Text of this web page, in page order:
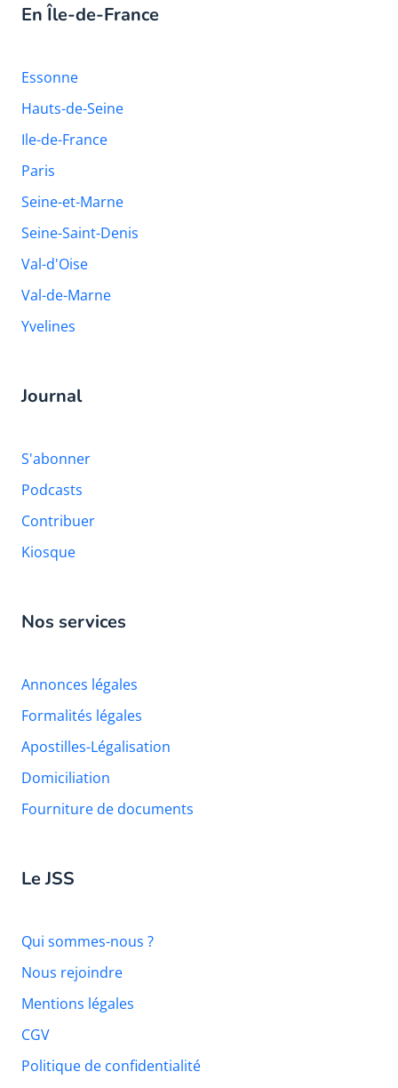
En Île-de-France
Essonne
Hauts-de-Seine
Ile-de-France
Paris
Seine-et-Marne
Seine-Saint-Denis
Val-d'Oise
Val-de-Marne
Yvelines
Journal
S'abonner
Podcasts
Contribuer
Kiosque
Nos services
Annonces légales
Formalités légales
Apostilles-Légalisation
Domiciliation
Fourniture de documents
Le JSS
Qui sommes-nous ?
Nous rejoindre
Mentions légales
CGV
Politique de confidentialité